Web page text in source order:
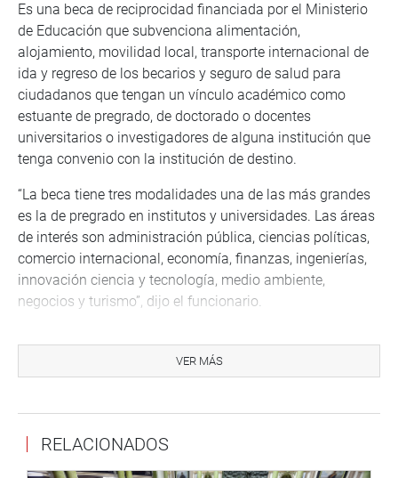
Es una beca de reciprocidad financiada por el Ministerio
de Educación que subvenciona alimentación,
alojamiento, movilidad local, transporte internacional de
ida y regreso de los becarios y seguro de salud para
ciudadanos que tengan un vínculo académico como
estuante de pregrado, de doctorado o docentes
universitarios o investigadores de alguna institución que
tenga convenio con la institución de destino.
“La beca tiene tres modalidades una de las más grandes
es la de pregrado en institutos y universidades. Las áreas
de interés son administración pública, ciencias políticas,
comercio internacional, economía, finanzas, ingenierías,
innovación ciencia y tecnología, medio ambiente,
negocios y turismo”, dijo el funcionario.
dieciocho universidades públicas, veintiocho
universidades privadas, tres institutos o escuelas
Minedu, que cuenten con convenios o instrumentos de
VER MÁS
RELACIONADOS